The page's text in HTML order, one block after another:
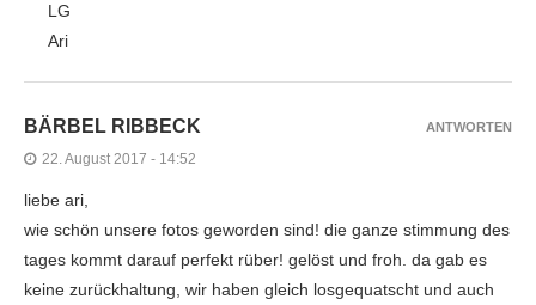
LG
Ari
BÄRBEL RIBBECK
22. August 2017 - 14:52
liebe ari,
wie schön unsere fotos geworden sind! die ganze stimmung des
tages kommt darauf perfekt rüber! gelöst und froh. da gab es
keine zurückhaltung, wir haben gleich losgequatscht und auch
ANTWORTEN